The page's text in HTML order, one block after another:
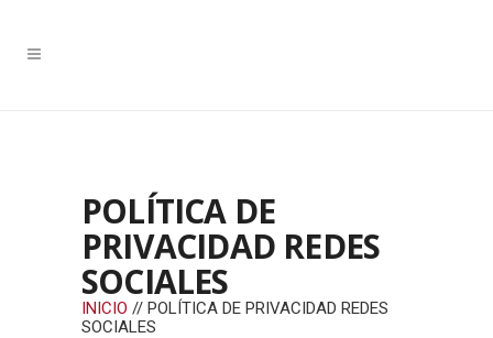
POLÍTICA DE
PRIVACIDAD REDES
SOCIALES
INICIO // POLÍTICA DE PRIVACIDAD REDES
SOCIALES